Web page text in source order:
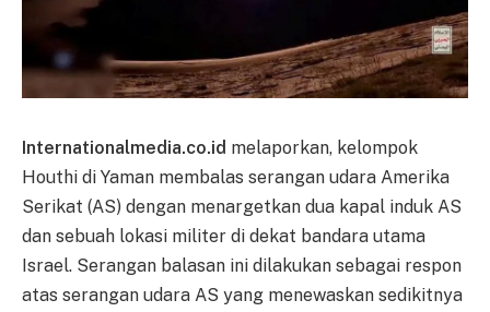
Internationalmedia.co.id melaporkan, kelompok
Houthi di Yaman membalas serangan udara Amerika
Serikat (AS) dengan menargetkan dua kapal induk AS
dan sebuah lokasi militer di dekat bandara utama
Israel. Serangan balasan ini dilakukan sebagai respon
atas serangan udara AS yang menewaskan sedikitnya